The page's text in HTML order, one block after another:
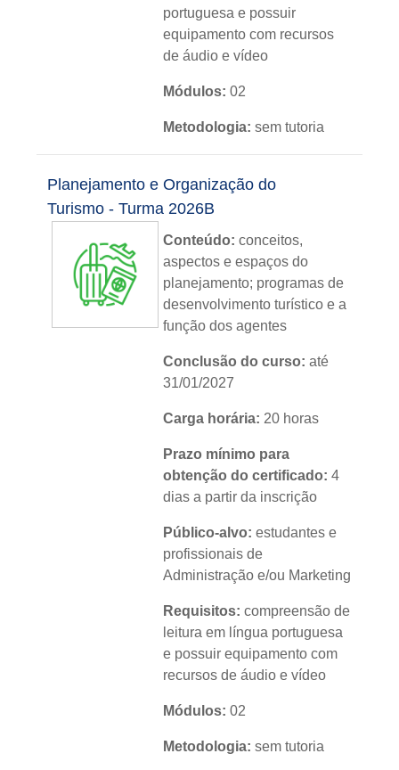
portuguesa e possuir
equipamento com recursos
de áudio e vídeo
Módulos: 02
Metodologia: sem tutoria
Nível: básico
Idioma:português
Planejamento e Organização do
Turismo - Turma 2026B
Conteúdo:conceitos,
aspectos e espaços do
planejamento; programas de
desenvolvimento turístico e a
função dos agentes
Conclusão do curso: até
31/01/2027
Carga horária: 20 horas
Prazo mínimo para
obtenção do certificado: 4
dias a partir da inscrição
Público-alvo: estudantes e
profissionais de
Administração e/ou Marketing
Requisitos:compreensão de
leitura em língua portuguesa
e possuir equipamento com
recursos de áudio e vídeo
Módulos: 02
Metodologia: sem tutoria